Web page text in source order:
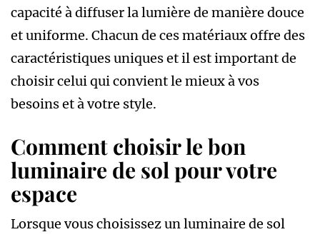
capacité à diffuser la lumière de manière douce
et uniforme. Chacun de ces matériaux offre des
caractéristiques uniques et il est important de
choisir celui qui convient le mieux à vos
besoins et à votre style.
Comment choisir le bon
luminaire de sol pour votre
espace
Lorsque vous choisissez un luminaire de sol